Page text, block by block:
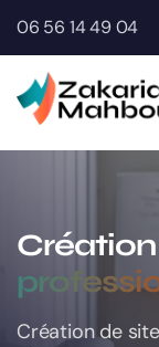
06 56 14 49 04
Création de